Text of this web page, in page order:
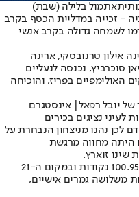
אתמול בלילה (שבת)
- זכייה במדליית הכסף בקרב
לשמחה גדולה בקרב אנשי
אילון טרנובסקי, ארינה
סוכרביץ, נכנסה לנעליים
האולימפיים בפריז, והוכיחה
יובל רפאל| אינסטגרם
נציגים בכירים
לכן נהנו מניצחון הנבחרת על
במוקדמות מונדיאל 2026, 1:3. זו היתה מחווה מרגשת
שינו זוארץ.
מיטל סומקין, שאתמול סיימה עם סך של 100.95 נקודות ובמקום ה-21
משלושה גמרים אישיים,